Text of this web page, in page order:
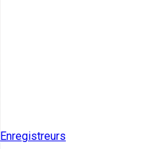
Enregistreurs